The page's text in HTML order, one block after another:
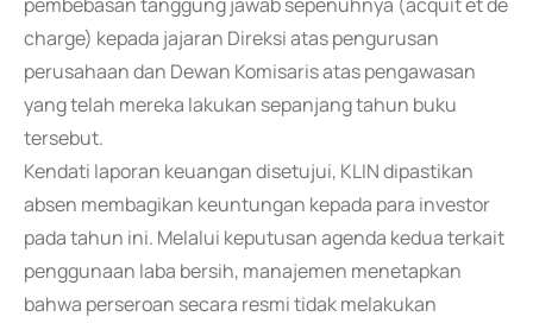
charge) kepada jajaran Direksi atas pengurusan
perusahaan dan Dewan Komisaris atas pengawasan
yang telah mereka lakukan sepanjang tahun buku
tersebut.
Kendati laporan keuangan disetujui, KLIN dipastikan
absen membagikan keuntungan kepada para investor
pada tahun ini. Melalui keputusan agenda kedua terkait
penggunaan laba bersih, manajemen menetapkan
bahwa perseroan secara resmi tidak melakukan